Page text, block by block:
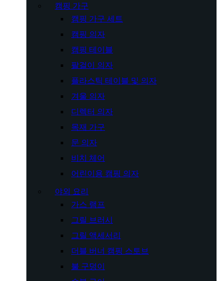
캠핑 가구
캠핑 가구 세트
캠핑 의자
캠핑 테이블
팔걸이 의자
플라스틱 테이블 및 의자
겨울 의자
디렉터 의자
목재 가구
문 의자
비치 체어
어린이용 캠핑 의자
야외 요리
가스 램프
그릴 브러시
그릴 액세서리
더블 버너 캠핑 스토브
불 구덩이